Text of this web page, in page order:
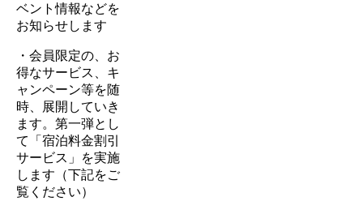
ベント情報などを
お知らせします
・会員限定の、お
得なサービス、キ
ャンペーン等を随
時、展開していき
ます。第一弾とし
て「宿泊料金割引
サービス」を実施
します（下記をご
覧ください）